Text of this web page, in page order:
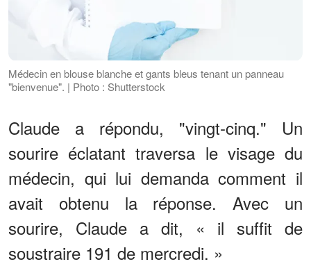
Médecin en blouse blanche et gants bleus tenant un panneau
"bienvenue". | Photo : Shutterstock
Claude a répondu, "vingt-cinq." Un
sourire éclatant traversa le visage du
médecin, qui lui demanda comment il
avait obtenu la réponse. Avec un
sourire, Claude a dit, « il suffit de
soustraire 191 de mercredi. »